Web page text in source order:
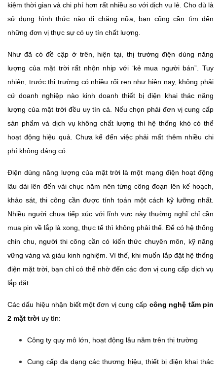
kiệm thời gian và chi phí hơn rất nhiều so với dịch vụ lẻ. Cho dù là
sử dụng hình thức nào đi chăng nữa, bạn cũng cần tìm đến
những đơn vị thực sự có uy tín chất lượng.
Như đã có đề cập ở trên, hiện tại, thị trường điện dùng năng
lượng của mặt trời rất nhộn nhịp với ‘kẻ mua người bán”. Tuy
nhiên, trước thị trường có nhiều rối ren như hiện nay, không phải
cứ doanh nghiệp nào kinh doanh thiết bị điện khai thác năng
lượng của mặt trời đều uy tín cả. Nếu chọn phải đơn vị cung cấp
sản phẩm và dịch vụ không chất lượng thì hệ thống khó có thể
hoạt động hiệu quả. Chưa kể đến việc phải mất thêm nhiều chi
phí không đáng có.
Điện dùng năng lượng của mặt trời là một mạng điện hoạt động
lâu dài lên đến vài chục năm nên từng công đoạn lên kế hoạch,
khảo sát, thi công cần được tính toán một cách kỹ lưỡng nhất.
Nhiều người chưa tiếp xúc với lĩnh vực này thường nghĩ chỉ cần
mua pin về lắp là xong, thực tế thì không phải thế. Để có hệ thống
chỉn chu, người thi công cần có kiến thức chuyên môn, kỹ năng
vững vàng và giàu kinh nghiệm. Vì thế, khi muốn lắp đặt hệ thống
điện mặt trời, bạn chỉ có thể nhờ đến các đơn vị cung cấp dịch vụ
lắp đặt.
Các dấu hiệu nhận biết một đơn vị cung cấp công nghệ tấm pin
2 mặt trời uy tín:
Công ty quy mô lớn, hoạt động lâu năm trên thị trường
Cung cấp đa dạng các thương hiệu, thiết bị điện khai thác